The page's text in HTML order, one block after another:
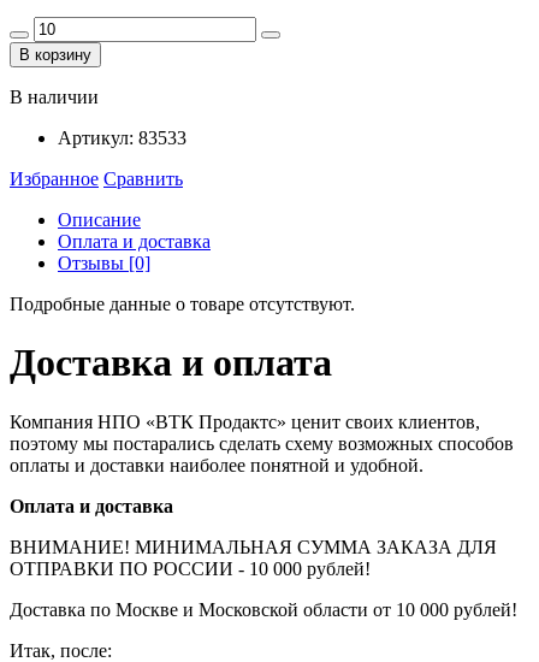
В корзину
В наличии
Артикул: 83533
Избранное Сравнить
Описание
Оплата и доставка
Отзывы [0]
Подробные данные о товаре отсутствуют.
Доставка и оплата
Компания НПО «ВТК Продактс» ценит своих клиентов,
поэтому мы постарались сделать схему возможных способов
оплаты и доставки наиболее понятной и удобной.
Оплата и доставка
ВНИМАНИЕ! МИНИМАЛЬНАЯ СУММА ЗАКАЗА ДЛЯ
ОТПРАВКИ ПО РОССИИ - 10 000 рублей!
Доставка по Москве и Московской области от 10 000 рублей!
Итак, после: